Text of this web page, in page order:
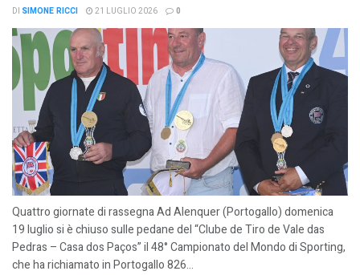
DI SIMONE RICCI 21 LUGLIO 2026 0
Quattro giornate di rassegna Ad Alenquer (Portogallo) domenica
19 luglio si è chiuso sulle pedane del “Clube de Tiro de Vale das
Pedras – Casa dos Paços” il 48° Campionato del Mondo di Sporting,
che ha richiamato in Portogallo 826...